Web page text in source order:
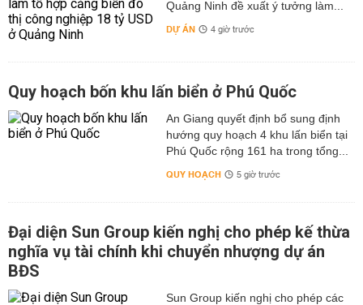
Quảng Ninh đề xuất ý tưởng làm...
DỰ ÁN 4 giờ trước
Quy hoạch bốn khu lấn biển ở Phú Quốc
An Giang quyết định bổ sung định
hướng quy hoạch 4 khu lấn biển tại
Phú Quốc rộng 161 ha trong tổng...
QUY HOẠCH 5 giờ trước
Đại diện Sun Group kiến nghị cho phép kế thừa
nghĩa vụ tài chính khi chuyển nhượng dự án
BĐS
Sun Group kiến nghị cho phép các